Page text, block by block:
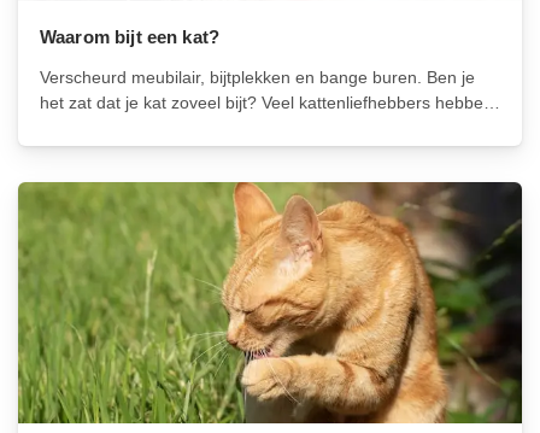
Waarom bijt een kat?
Verscheurd meubilair, bijtplekken en bange buren. Ben je
het zat dat je kat zoveel bijt? Veel kattenliefhebbers hebben
kun je voorkomen dat je harige metgezel bijt? Dit en meer
bespreken...